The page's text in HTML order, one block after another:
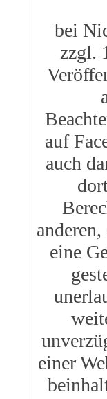
bei
zzgl.
auf
auch
eine
einer